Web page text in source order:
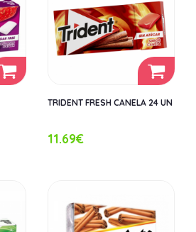
TRIDENT FRESH CANELA 24 UN
11.69€